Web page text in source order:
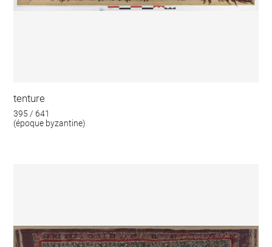
tenture
395 / 641
(époque byzantine)